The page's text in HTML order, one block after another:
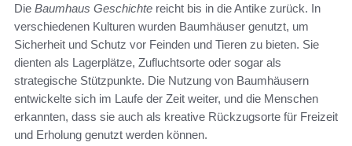
Die Baumhaus Geschichte reicht bis in die Antike zurück. In
verschiedenen Kulturen wurden Baumhäuser genutzt, um
Sicherheit und Schutz vor Feinden und Tieren zu bieten. Sie
dienten als Lagerplätze, Zufluchtsorte oder sogar als
strategische Stützpunkte. Die Nutzung von Baumhäusern
entwickelte sich im Laufe der Zeit weiter, und die Menschen
erkannten, dass sie auch als kreative Rückzugsorte für Freizeit
und Erholung genutzt werden können.